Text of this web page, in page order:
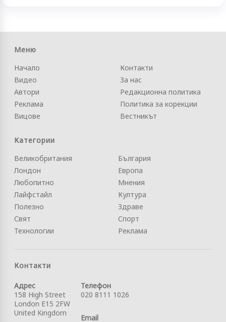
Меню
Начало
Видео
Автори
Реклама
Вицове
Контакти
За нас
Редакционна политика
Политика за корекции
Вестникът
Категории
Великобритания
Лондон
Любопитно
Лайфстайл
Полезно
Свят
Технологии
България
Европа
Мнения
Култура
Здраве
Спорт
Реклама
Контакти
Адрес
158 High Street
London E15 2FW
United Kingdom
Телефон
020 8111 1026
Email